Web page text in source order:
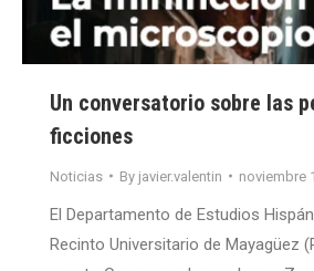
Un conversatorio sobre las
ficciones
Noticias By javier.valentin noviembre
El Departamento de Estudios
Recinto Universitario de Mayagüez